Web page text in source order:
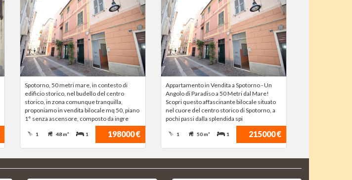
Spotorno, 50 metri mare, in contesto di
edificio storico, nel budello del centro
storico, in zona comunque tranquilla,
proponiamo in vendita bilocale mq 50, piano
1° senza ascensore, composto da ingre
198000 €
1 48 m² 1
Appartamento in Vendita a Spotorno - Un
Angolo di Paradiso a 50 Metri dal Mare!
Scopri questo affascinante bilocale situato
nel cuore del centro storico di Spotorno, a
pochi passi dalla splendida spi
215000 €
1 50 m² 1